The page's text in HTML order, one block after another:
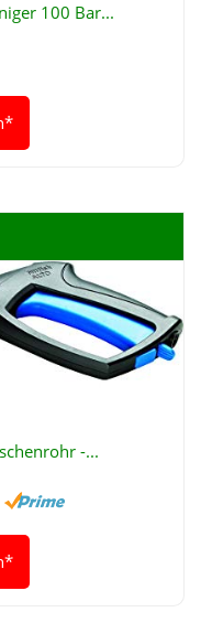
100 Bar...
-...